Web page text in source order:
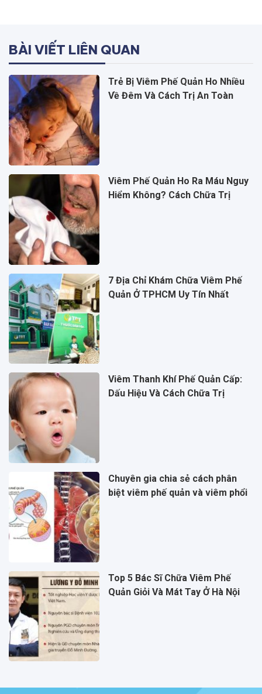
BÀI VIẾT LIÊN QUAN
Trẻ Bị Viêm Phế Quản Ho Nhiều
Về Đêm Và Cách Trị An Toàn
Viêm Phế Quản Ho Ra Máu Nguy
Hiểm Không? Cách Chữa Trị
7 Địa Chỉ Khám Chữa Viêm Phế
Quản Ở TPHCM Uy Tín Nhất
Viêm Thanh Khí Phế Quản Cấp:
Dấu Hiệu Và Cách Chữa Trị
Chuyên gia chia sẻ cách phân
biệt viêm phế quản và viêm phổi
Top 5 Bác Sĩ Chữa Viêm Phế
Quản Giỏi Và Mát Tay Ở Hà Nội